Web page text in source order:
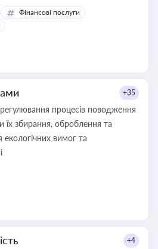
керівника, юриста або
приватизації, оренди
угод і перевірки
діяльності
Фінансові послуги
+35
процесів поводження
їх збирання, оброблення та
екологічних вимог та
+4